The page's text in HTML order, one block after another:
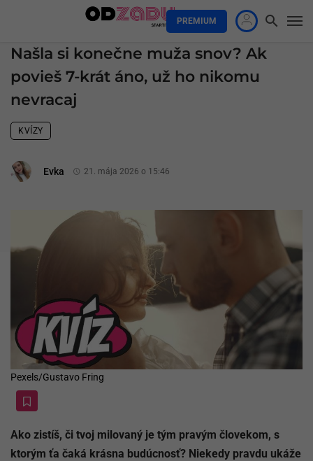
PREMIUM
Našla si konečne muža snov? Ak
povieš 7-krát áno, už ho nikomu
nevracaj
KVÍZY
Evka 21. mája 2026 o 15:46
Pexels/Gustavo Fring
Ako zistíš, či tvoj milovaný je tým pravým človekom, s
ktorým ťa čaká krásna budúcnosť? Niekedy pravdu ukáže